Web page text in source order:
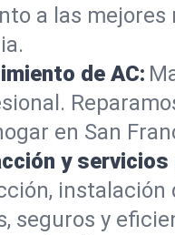
a las
de AC:
en San
y servicios
seguros y